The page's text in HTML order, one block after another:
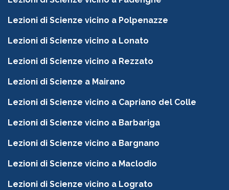
Lezioni di Scienze vicino a Polpenazze
Lezioni di Scienze vicino a Lonato
Lezioni di Scienze vicino a Rezzato
Lezioni di Scienze a Mairano
Lezioni di Scienze vicino a Capriano del Colle
Lezioni di Scienze vicino a Barbariga
Lezioni di Scienze vicino a Bargnano
Lezioni di Scienze vicino a Maclodio
Lezioni di Scienze vicino a Lograto